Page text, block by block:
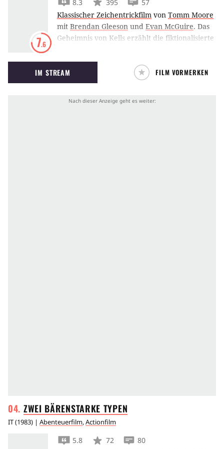
7.6
8.3 395
57
Klassischer Zeichentrickfilm von Tomm Moore
mit Brendan Gleeson und Evan McGuire. Das
Geheimnis von Kells erzählt die fiktionalisierte
anhand der Abenteuer des Klosterschülers
Brendan.
IM STREAM FILM VORMERKEN
ZWEI BÄRENSTARKE TYPEN
IT(1983) | Abenteuerfilm,Actionfilm
5.8 72
80